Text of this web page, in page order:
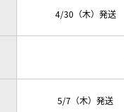
4/30（木）発送
5/7（木）発送